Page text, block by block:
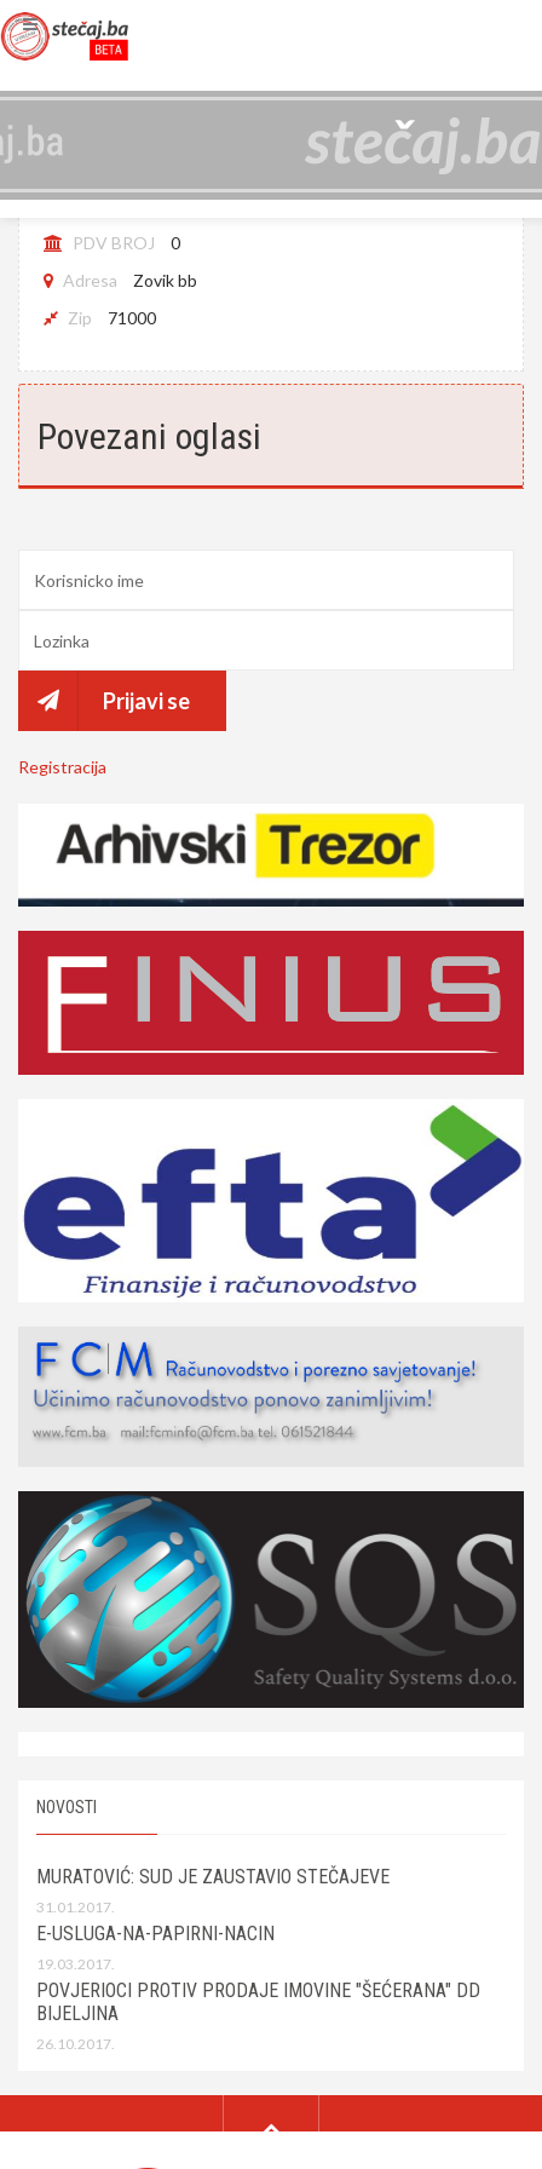
BERLIT-EX D.O.O. SARAJEVO
JIB 4200375550001
PDV BROJ
0
Adresa
Zovik bb
Zip
71000
Povezani oglasi
Prijavi se
Registracija
NOVOSTI
MURATOVIĆ: SUD JE ZAUSTAVIO STEČAJEVE
31.01.2017.
E-USLUGA-NA-PAPIRNI-NACIN
19.03.2017.
POVJERIOCI PROTIV PRODAJE IMOVINE "ŠEĆERANA" DD
BIJELJINA
26.10.2017.